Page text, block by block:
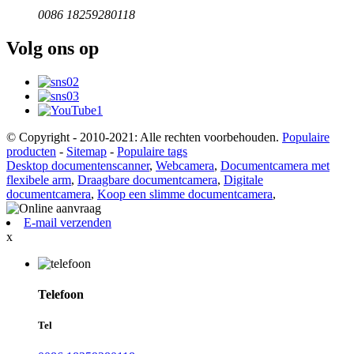
0086 18259280118
Volg ons op
© Copyright - 2010-2021: Alle rechten voorbehouden. Populaire
producten - Sitemap - Populaire tags
Desktop documentenscanner, Webcamera, Documentcamera met
flexibele arm, Draagbare documentcamera, Digitale
documentcamera, Koop een slimme documentcamera,
E-mail verzenden
x
Telefoon
Tel